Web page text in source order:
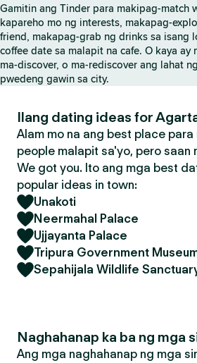
Gamitin ang Tinder para makipag-match
kapareho mo ng interests, makapag-
friend, makapag-grab ng drinks sa isang
coffee date sa malapit na cafe. O kaya ay
ma-discover, o ma-rediscover ang lahat
pwedeng gawin sa city.
Ilang dating ideas for
Alam mo na ang best place para
people malapit sa'yo, pero saan
We got you. Ito ang mga best
popular ideas in town:
Unakoti
Neermahal Palace
Ujjayanta Palace
Tripura Government
Sepahijala Wildlife
Naghahanap ka ba ng mga
Ang mga naghahanap ng mga